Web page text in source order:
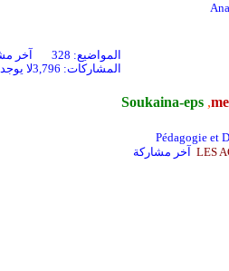
,
Soukaina-eps
Pédagogie et
المواضيع: 328
المشاركات: 3,796
آخر
لا يوجد
LES آخر مشاركة